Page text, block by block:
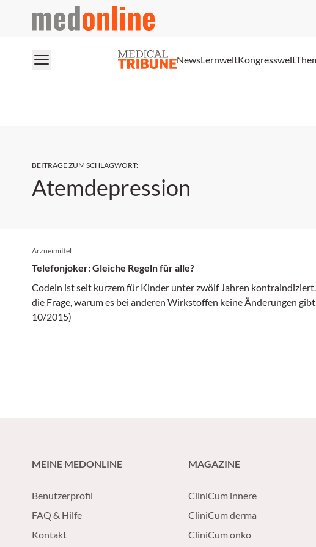
medonline
NewsLernweltKongresswelt
BEITRÄGE ZUM SCHLAGWORT:
Atemdepression
Arzneimittel
Telefonjoker: Gleiche Regeln für alle?
Codein ist seit kurzem für Kinder unter zwölf Jahren
die Frage, warum es bei anderen Wirkstoffen keine Änderungen
10/2015)
MEINE MEDONLINE
Benutzerprofil
FAQ & Hilfe
Kontakt
MAGAZINE
CliniCum innere
CliniCum derma
CliniCum onko